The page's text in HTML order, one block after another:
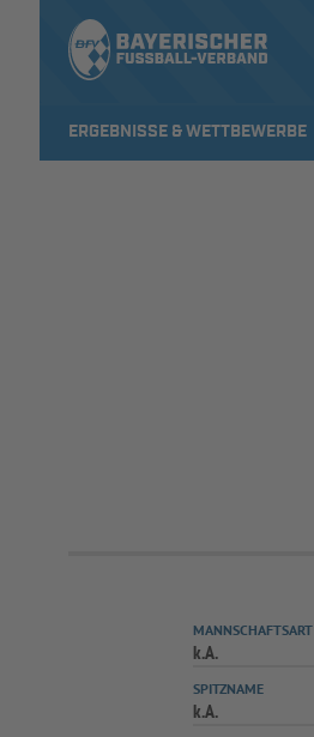
ERGEBNISSE & WETTBEWERBE
MANNSCHAFTSART
k.A.
SPITZNAME
k.A.